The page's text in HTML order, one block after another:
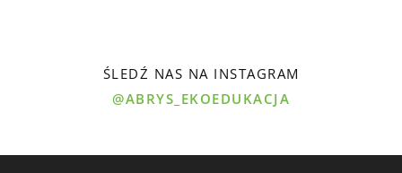
ŚLEDŹ NAS NA INSTAGRAM
@ABRYS_EKOEDUKACJA